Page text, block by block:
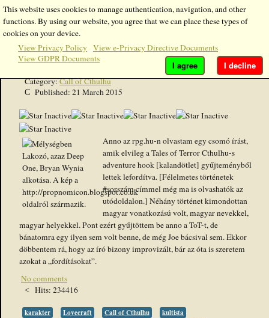
Call of Cthulhu és az 1990es évek II.
Details
Category:Call of Cthulhu
Published: 21 March 2015
Anno az rpg.hu-n olvastam egy csomó írást,
amik elvileg a Tales of Terror Cthulhu-s
adventure hook [kalandötlet] gyűjteményből
lettek lefordítva. [Félelmetes történetek
#sorszám címmel még ma is olvashatók az
utódoldalon.] Néhány történet kimondottan
magyar vonatkozású volt, magyar nevekkel,
magyar helyekkel. Pont ezért gyűjtöttem be anno a ToT-t, de
bánatomra egy ilyen sem volt benne, de még Joe bácsival sem. Ekkor
döbbentem rá, hogy az író bizony improvizált, bár az óta is szeretem
azokat a „fordításokat”.
No comments
Hits: 234416
karakter Lovecraft Call of Cthulhu
kultista
This website uses cookies to manage authentication, navigation, and other
functions. By using our website, you agree that we can place these types of
cookies on your device.
View Privacy Policy
View e-Privacy Directive Documents
View GDPR Documents
I decline
I agree